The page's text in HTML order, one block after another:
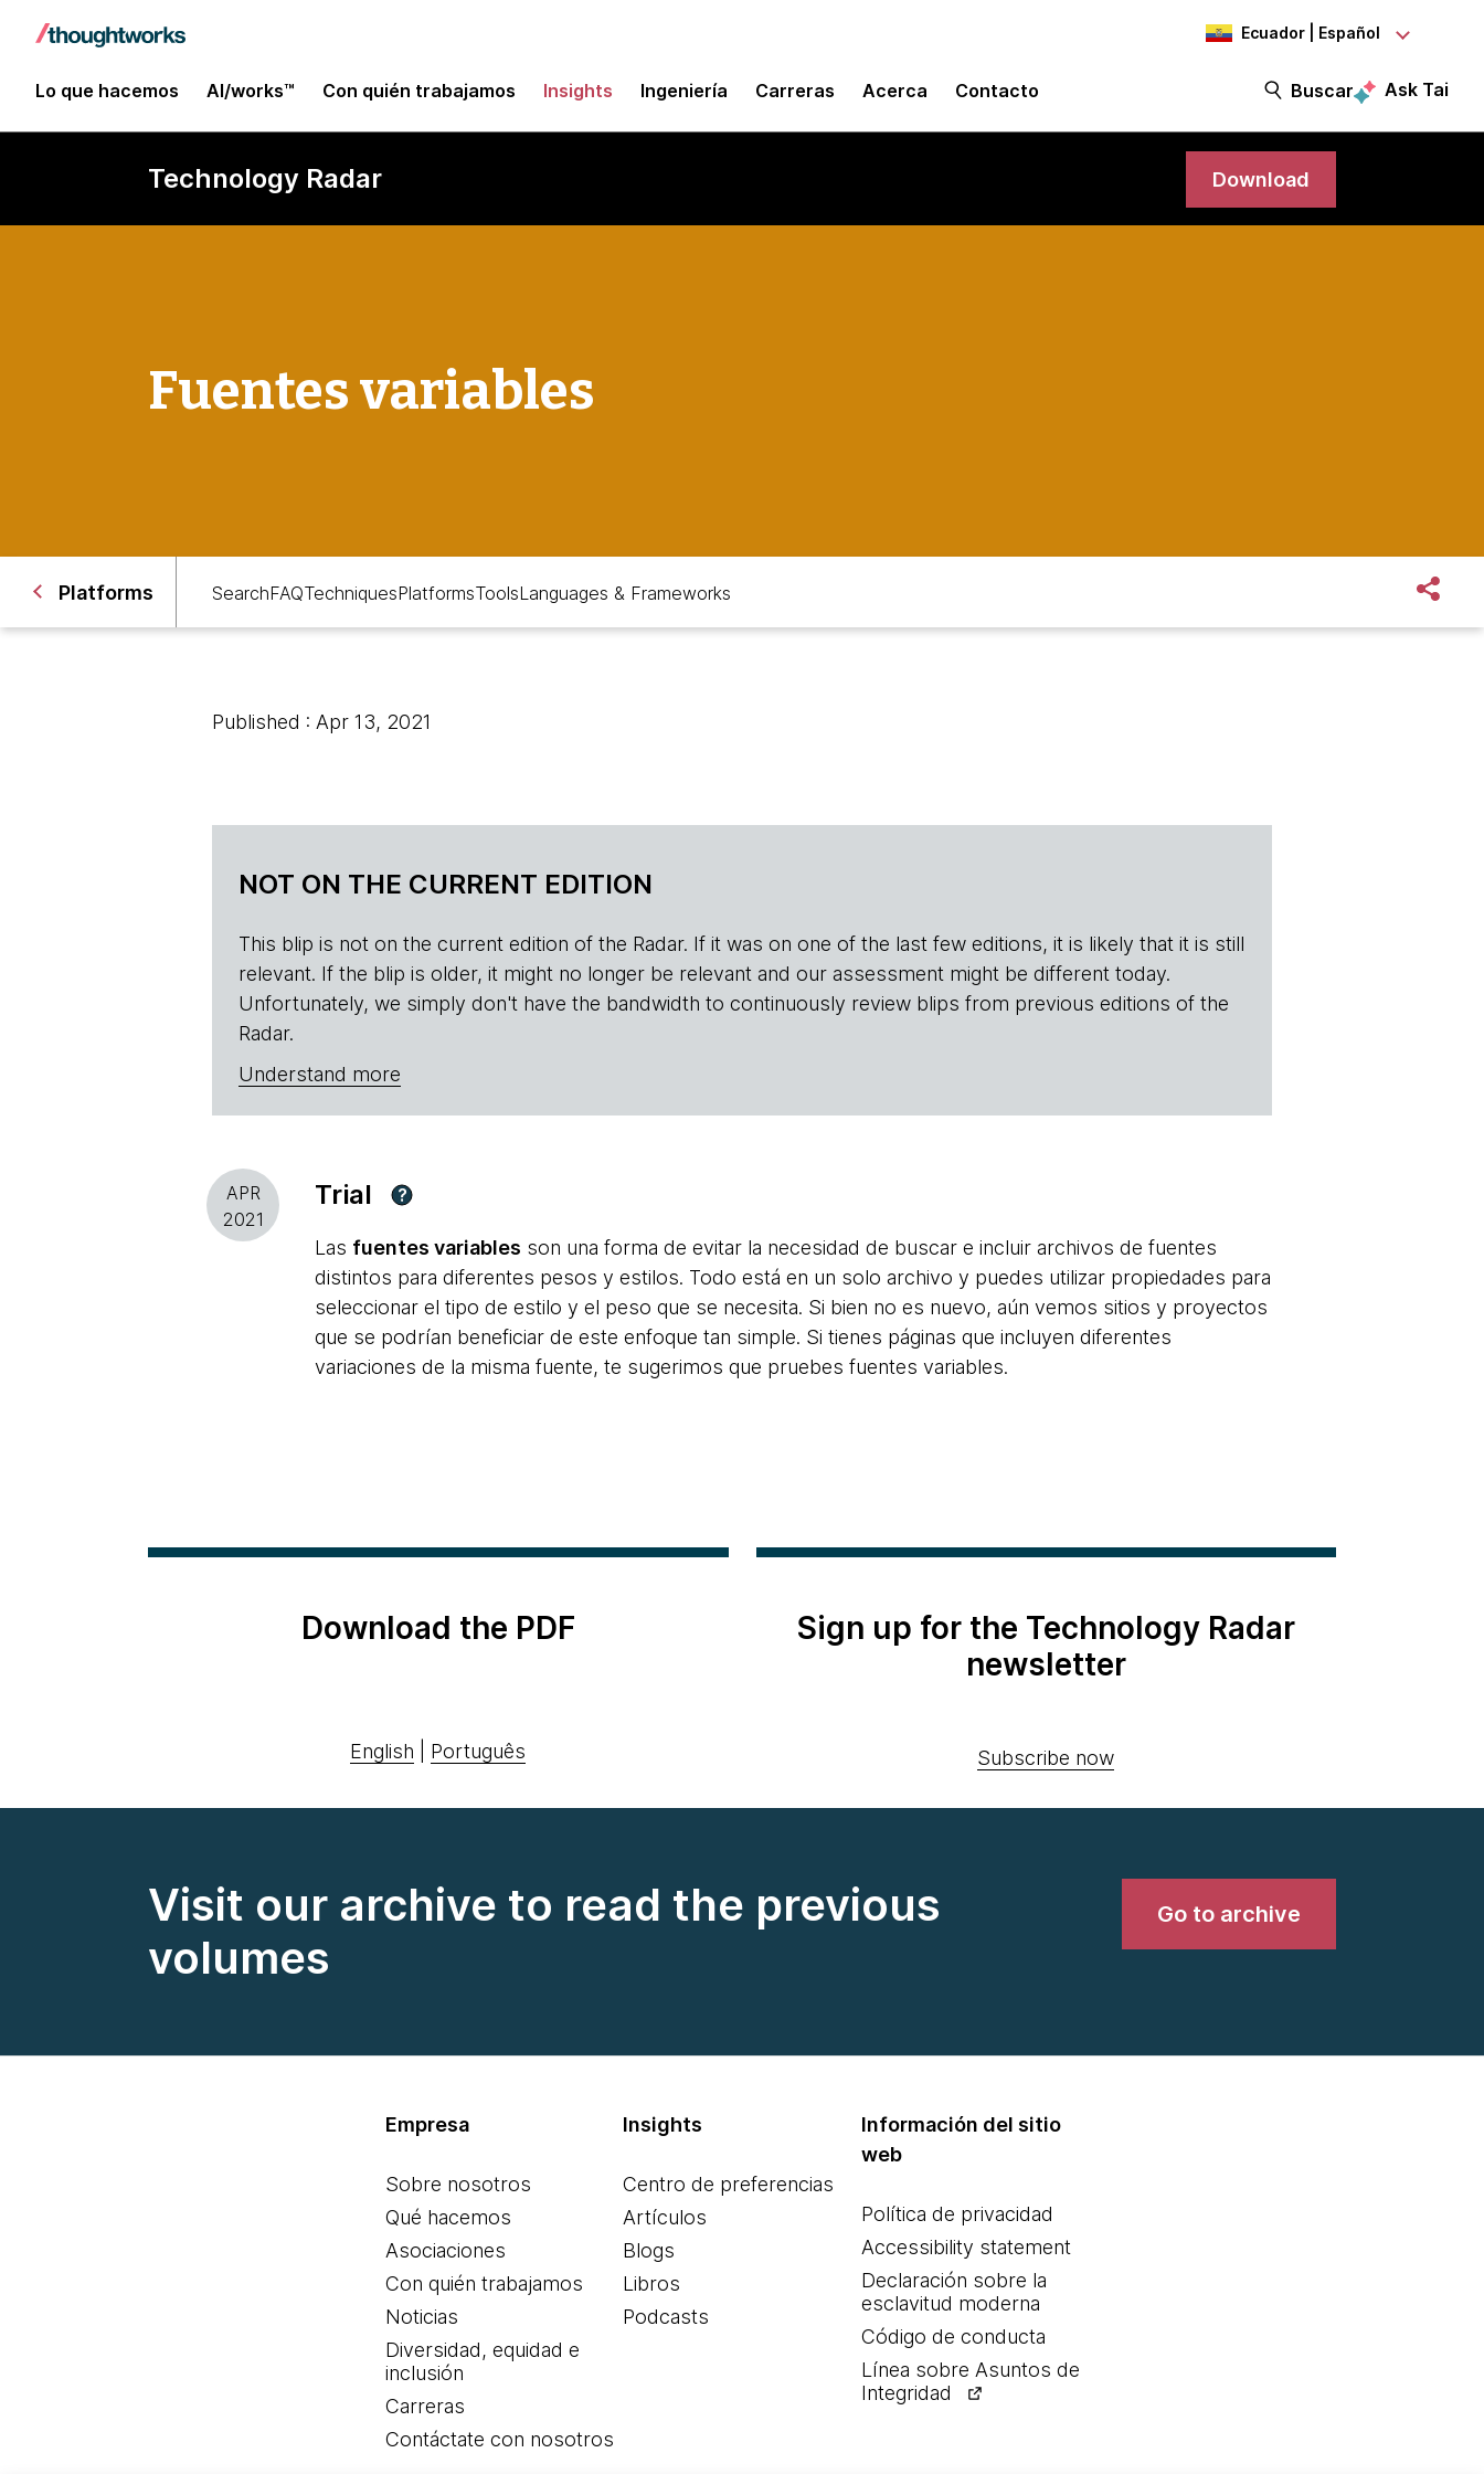
Ecuador | Español
Lo que hacemos AI/works™ Con quién trabajamos Insights Ingeniería Carreras Acerca Contacto Buscar Ask Tai
Technology Radar Download
Fuentes variables
Platforms SearchFAQTechniquesPlatformsToolsLanguages & Frameworks
Published : Apr 13, 2021
NOT ON THE CURRENT EDITION
This blip is not on the current edition of the Radar. If it was on one of the last few editions, it is likely that it is still
relevant. If the blip is older, it might no longer be relevant and our assessment might be different today.
Unfortunately, we simply don't have the bandwidth to continuously review blips from previous editions of the
Radar.
Understand more
APR
2021
Trial ?
Las fuentes variables son una forma de evitar la necesidad de buscar e incluir archivos de fuentes
distintos para diferentes pesos y estilos. Todo está en un solo archivo y puedes utilizar propiedades para
seleccionar el tipo de estilo y el peso que se necesita. Si bien no es nuevo, aún vemos sitios y proyectos
que se podrían beneficiar de este enfoque tan simple. Si tienes páginas que incluyen diferentes
variaciones de la misma fuente, te sugerimos que pruebes fuentes variables.
Download the PDF
English Português
Sign up for the Technology Radar
newsletter
Subscribe now
Visit our archive to read the previous
volumes
Go to archive
Empresa
Sobre nosotros
Qué hacemos
Asociaciones
Con quién trabajamos
Noticias
Diversidad, equidad e
inclusión
Carreras
Contáctate con nosotros
Insights
Centro de preferencias
Artículos
Blogs
Libros
Podcasts
Información del sitio
web
Política de privacidad
Accessibility statement
Declaración sobre la
esclavitud moderna
Código de conducta
Línea sobre Asuntos de
Integridad